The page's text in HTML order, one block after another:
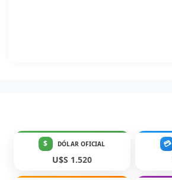
$ DÓLAR OFICIAL
U$S 1.520
💳